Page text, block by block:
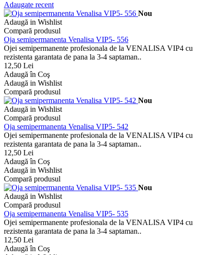
Adaugate recent
Nou
Adaugă in Wishlist
Compară produsul
Oja semipermanenta Venalisa VIP5- 556
Ojei semipermanente profesionala de la VENALISA VIP4 cu
rezistenta garantata de pana la 3-4 saptaman..
12,50 Lei
Adaugă în Coş
Adaugă in Wishlist
Compară produsul
Nou
Adaugă in Wishlist
Compară produsul
Oja semipermanenta Venalisa VIP5- 542
Ojei semipermanente profesionala de la VENALISA VIP4 cu
rezistenta garantata de pana la 3-4 saptaman..
12,50 Lei
Adaugă în Coş
Adaugă in Wishlist
Compară produsul
Nou
Adaugă in Wishlist
Compară produsul
Oja semipermanenta Venalisa VIP5- 535
Ojei semipermanente profesionala de la VENALISA VIP4 cu
rezistenta garantata de pana la 3-4 saptaman..
12,50 Lei
Adaugă în Coş